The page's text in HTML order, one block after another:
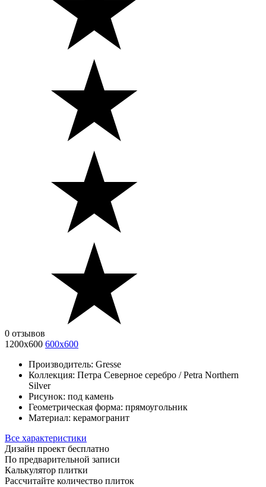
0 отзывов
1200x600 600x600
Производитель: Gresse
Коллекция: Петра Северное серебро / Petra Northern
Silver
Рисунок: под камень
Геометрическая форма: прямоугольник
Материал: керамогранит
Все характеристики
Дизайн проект бесплатно
По предварительной записи
Калькулятор плитки
Рассчитайте количество плиток